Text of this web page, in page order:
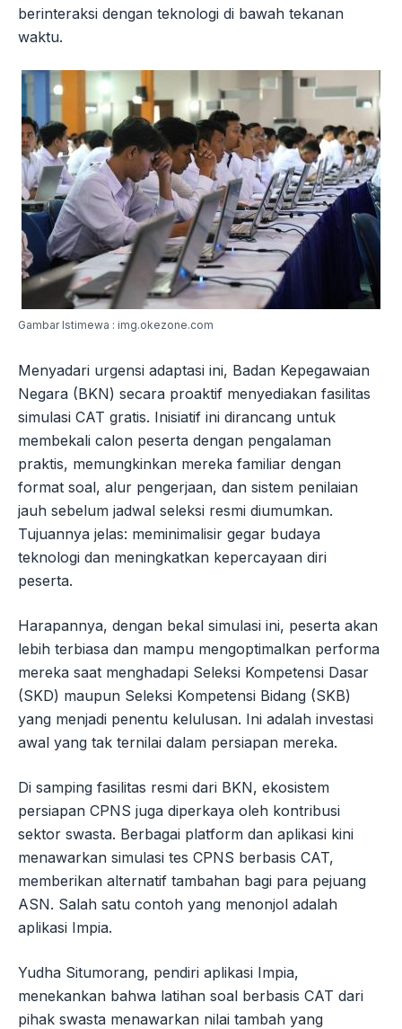
berinteraksi dengan teknologi di bawah tekanan
waktu.
Gambar Istimewa : img.okezone.com
Menyadari urgensi adaptasi ini, Badan Kepegawaian
Negara (BKN) secara proaktif menyediakan fasilitas
simulasi CAT gratis. Inisiatif ini dirancang untuk
membekali calon peserta dengan pengalaman
praktis, memungkinkan mereka familiar dengan
format soal, alur pengerjaan, dan sistem penilaian
jauh sebelum jadwal seleksi resmi diumumkan.
Tujuannya jelas: meminimalisir gegar budaya
teknologi dan meningkatkan kepercayaan diri
peserta.
Harapannya, dengan bekal simulasi ini, peserta akan
lebih terbiasa dan mampu mengoptimalkan performa
mereka saat menghadapi Seleksi Kompetensi Dasar
(SKD) maupun Seleksi Kompetensi Bidang (SKB)
yang menjadi penentu kelulusan. Ini adalah investasi
awal yang tak ternilai dalam persiapan mereka.
Di samping fasilitas resmi dari BKN, ekosistem
persiapan CPNS juga diperkaya oleh kontribusi
sektor swasta. Berbagai platform dan aplikasi kini
menawarkan simulasi tes CPNS berbasis CAT,
memberikan alternatif tambahan bagi para pejuang
ASN. Salah satu contoh yang menonjol adalah
aplikasi Impia.
Yudha Situmorang, pendiri aplikasi Impia,
menekankan bahwa latihan soal berbasis CAT dari
pihak swasta menawarkan nilai tambah yang